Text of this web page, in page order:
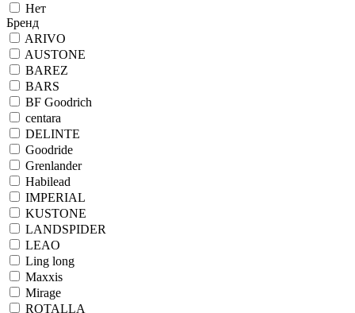
Нет
Бренд
ARIVO
AUSTONE
BAREZ
BARS
BF Goodrich
centara
DELINTE
Goodride
Grenlander
Habilead
IMPERIAL
KUSTONE
LANDSPIDER
LEAO
Ling long
Maxxis
Mirage
ROTALLA